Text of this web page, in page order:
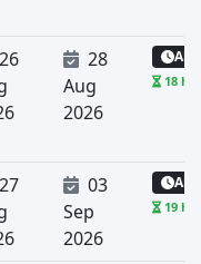
26
28
Aug
2026
18
27
03
Sep
2026
19